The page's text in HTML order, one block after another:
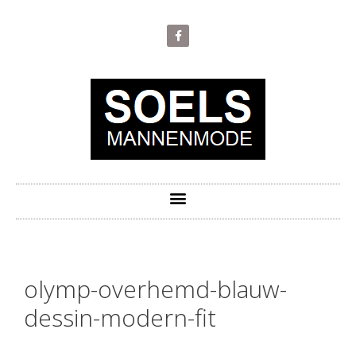
olymp-overhemd-blauw-
dessin-modern-fit